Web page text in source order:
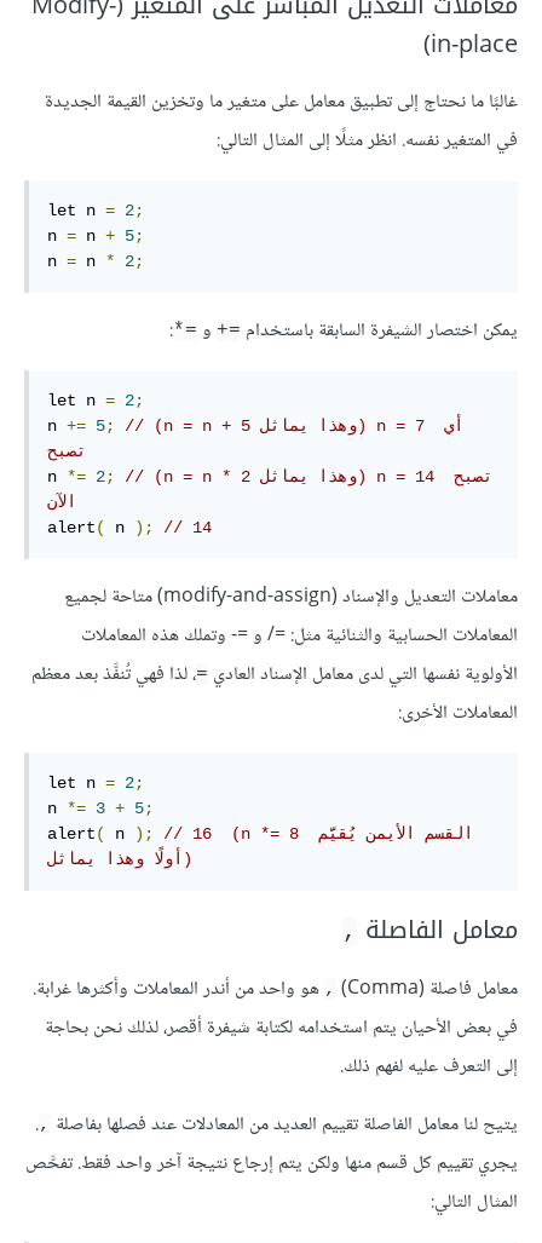
in-place)
غالبًا ما نحتاج إلى تطبيق معامل على متغير ما وتخزين القيمة الجديدة
في المتغير نفسه. انظر مثلًا إلى المثال التالي:
let n = 2;
n = n + 5;
n = n * 2;
يمكن اختصار الشيفرة السابقة باستخدام ‎+=‎ و ‎*=‎
:
let n = 2;
n += 5;
// (n = n + 5 وهذا يماثل) n = 7 أي
تصبح
n *= 2;
// (n = n * 2 وهذا يماثل) n = 14 تصبح
الآن
alert( n ); // 14
معاملات التعديل والإسناد (modify-and-assign) متاحة لجميع
المعاملات الحسابية والثنائية مثل: ‎/=
و ‎-=
وتملك هذه المعاملات
الأولوية نفسها التي لدى معامل الإسناد العادي =، لذا فهي تُنفَّذ بعد معظم
المعاملات الأخرى:
let n = 2;
n *= 3 + 5;
alert( n );
// 16  (n *= 8 القسم الأيمن يُقيَّم
أولًا وهذا يماثل)
معامل الفاصلة ,
معامل فاصلة (Comma) , هو واحد من أندر المعاملات وأكثرها غرابة.
في بعض الأحيان يتم استخدامه لكتابة شيفرة أقصر، لذلك نحن بحاجة
إلى التعرف عليه لفهم ذلك.
يتيح لنا معامل الفاصلة تقييم العديد من المعادلات عند فصلها بفاصلة ,
.
يجري تقييم كل قسم منها ولكن يتم إرجاع نتيجة آخر واحد فقط. تفحَّص
المثال التالي: